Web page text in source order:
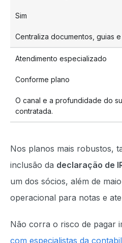
Sim
Centraliza documentos, guias
Atendimento especializado
Conforme plano
O canal e a profundidade do
contratada.
Nos planos mais robustos,
inclusão da declaração de
um dos sócios, além de
operacional para notas e
Não corra o risco de pagar
com especialistas da